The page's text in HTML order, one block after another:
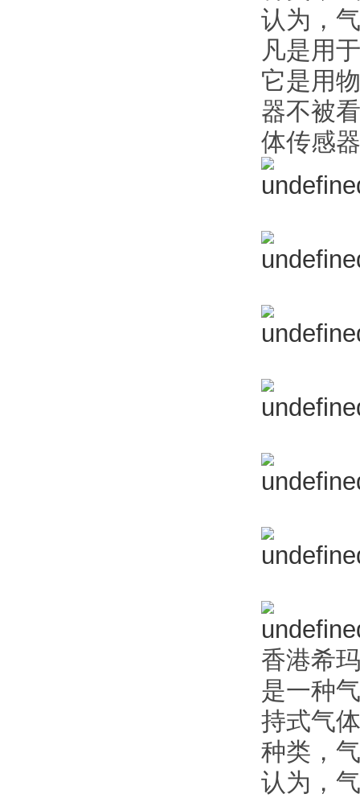
认为，
凡是用
它是用
器不被
体传感
香港希
是一种
持式气
种类，
认为，